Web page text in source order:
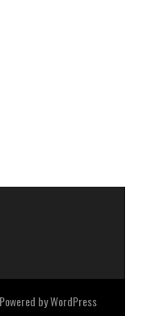
Powered byWordPress